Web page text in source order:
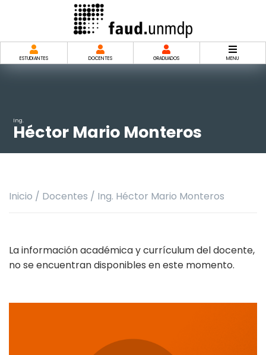
ESTUDIANTES DOCENTES GRADUADOS MENU
Ing.
Héctor Mario Monteros
Inicio / Docentes / Ing. Héctor Mario Monteros
La información académica y currículum del docente,
no se encuentran disponibles en este momento.